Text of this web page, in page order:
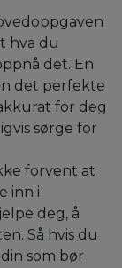
hva du
det. En
det perfekte
for deg
sørge for
forvent at
inn i
deg, å
Så hvis du
som bør